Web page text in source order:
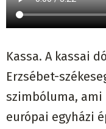
Kassa. A kassai
Erzsébet-
szimbóluma, ami
európai egyházi